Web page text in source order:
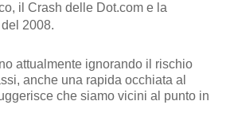
il Crash delle Dot.com e la
2008.
attualmente ignorando il rischio
anche una rapida occhiata al
che siamo vicini al punto in